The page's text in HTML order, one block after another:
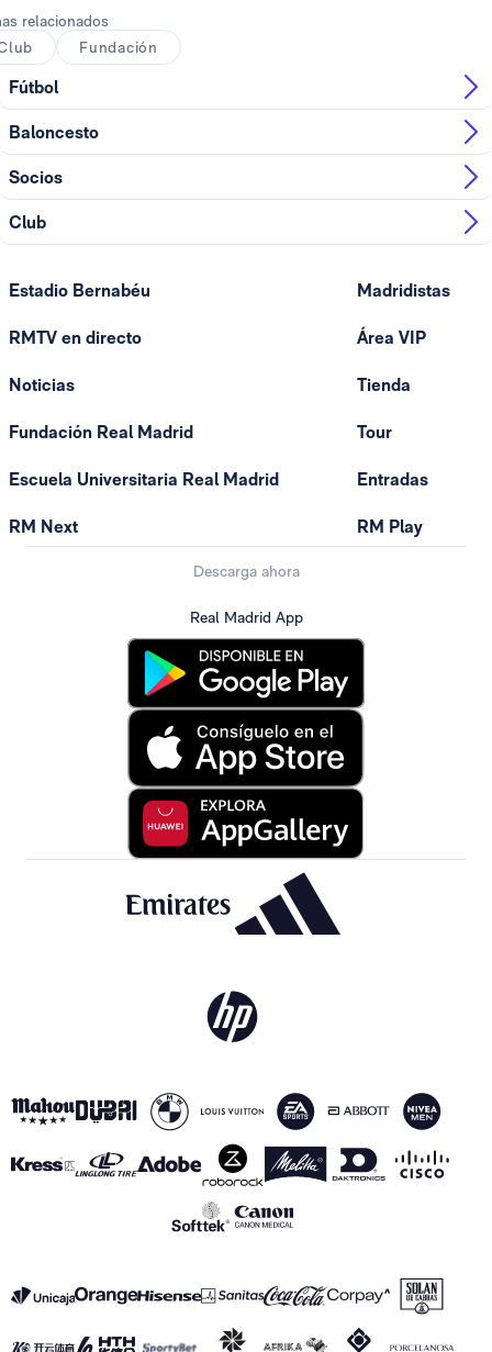
relacionados
Fundación
Fútbol
Baloncesto
Socios
Club
Estadio Bernabéu
RMTV en directo
Noticias
Fundación Real Madrid
Escuela Universitaria Real Madrid
RM Next
Madridistas
Área VIP
Tienda
Tour
Entradas
RM Play
Descarga ahora
Real Madrid App